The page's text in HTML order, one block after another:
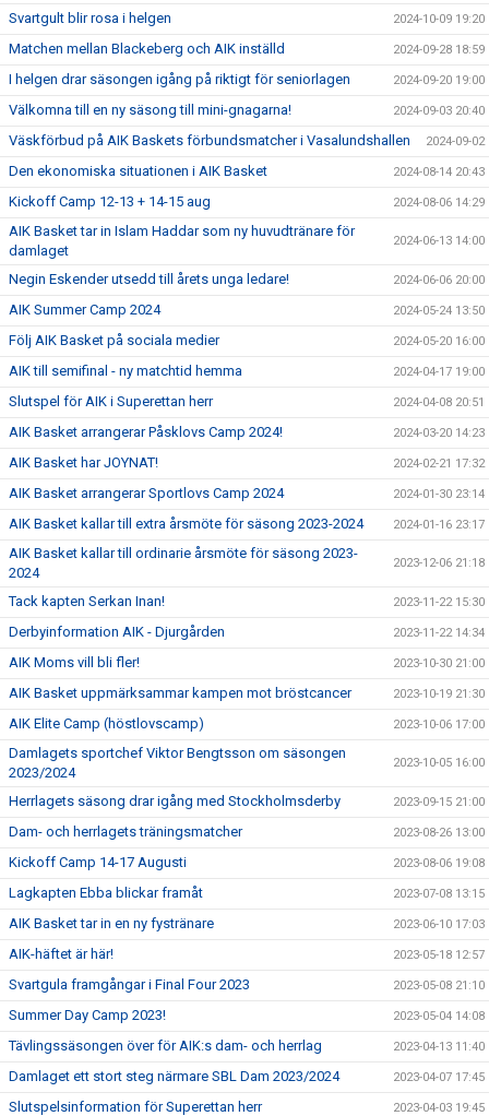
Svartgult blir rosa i helgen 2024-10-09 19:20
Matchen mellan Blackeberg och AIK inställd 2024-09-28 18:59
I helgen drar säsongen igång på riktigt för seniorlagen 2024-09-20 19:00
Välkomna till en ny säsong till mini-gnagarna! 2024-09-03 20:40
Väskförbud på AIK Baskets förbundsmatcher i Vasalundshallen 2024-09-02
Den ekonomiska situationen i AIK Basket 2024-08-14 20:43
Kickoff Camp 12-13 + 14-15 aug 2024-08-06 14:29
AIK Basket tar in Islam Haddar som ny huvudtränare för
damlaget
2024-06-13 14:00
Negin Eskender utsedd till årets unga ledare! 2024-06-06 20:00
AIK Summer Camp 2024 2024-05-24 13:50
Följ AIK Basket på sociala medier 2024-05-20 16:00
AIK till semifinal - ny matchtid hemma 2024-04-17 19:00
Slutspel för AIK i Superettan herr 2024-04-08 20:51
AIK Basket arrangerar Påsklovs Camp 2024! 2024-03-20 14:23
AIK Basket har JOYNAT! 2024-02-21 17:32
AIK Basket arrangerar Sportlovs Camp 2024 2024-01-30 23:14
AIK Basket kallar till extra årsmöte för säsong 2023-2024 2024-01-16 23:17
AIK Basket kallar till ordinarie årsmöte för säsong 2023-
2024
2023-12-06 21:18
Tack kapten Serkan Inan! 2023-11-22 15:30
Derbyinformation AIK - Djurgården 2023-11-22 14:34
AIK Moms vill bli fler! 2023-10-30 21:00
AIK Basket uppmärksammar kampen mot bröstcancer 2023-10-19 21:30
AIK Elite Camp (höstlovscamp) 2023-10-06 17:00
Damlagets sportchef Viktor Bengtsson om säsongen
2023/2024
2023-10-05 16:00
Herrlagets säsong drar igång med Stockholmsderby 2023-09-15 21:00
Dam- och herrlagets träningsmatcher 2023-08-26 13:00
Kickoff Camp 14-17 Augusti 2023-08-06 19:08
Lagkapten Ebba blickar framåt 2023-07-08 13:15
AIK Basket tar in en ny fystränare 2023-06-10 17:03
AIK-häftet är här! 2023-05-18 12:57
Svartgula framgångar i Final Four 2023 2023-05-08 21:10
Summer Day Camp 2023! 2023-05-04 14:08
Tävlingssäsongen över för AIK:s dam- och herrlag 2023-04-13 11:40
Damlaget ett stort steg närmare SBL Dam 2023/2024 2023-04-07 17:45
Slutspelsinformation för Superettan herr 2023-04-03 19:45